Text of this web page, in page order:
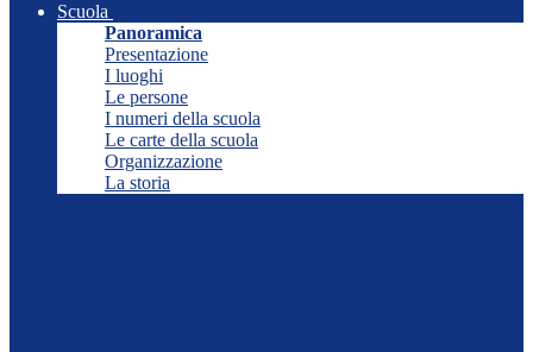
Scuola
Panoramica
Presentazione
I luoghi
Le persone
I numeri della scuola
Le carte della scuola
Organizzazione
La storia